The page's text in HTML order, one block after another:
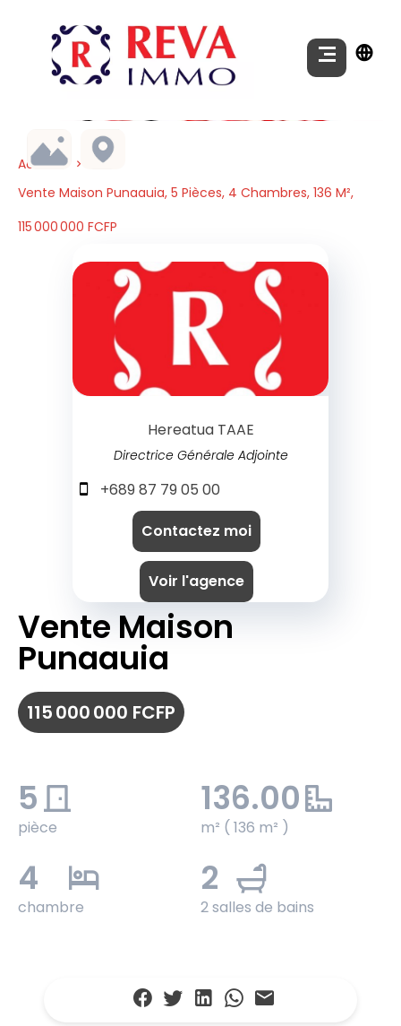
Accueil
Vente Maison Punaauia, 5 Pièces, 4 Chambres, 136 M²,
115 000 000 FCFP
Hereatua TAAE
Directrice Générale Adjointe
+689 87 79 05 00
Contactez moi
Voir l'agence
Vente Maison
Punaauia
115 000 000 FCFP
5
pièce
136.00
m² ( 136 m² )
4
chambre
2
2 salles de bains